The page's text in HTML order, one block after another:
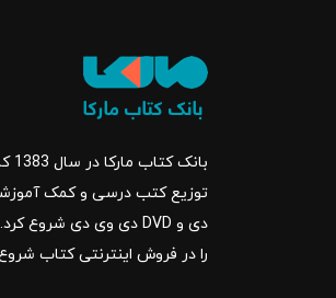
را در فروش اینترنتی کتاب